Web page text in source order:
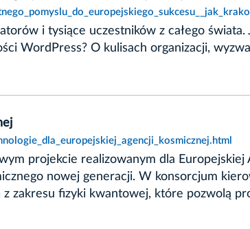
i tysiące uczestników z całego
WordPress? O kulisach organizacji,
projekcie realizowanym dla Europejskiej
nowej generacji. W konsorcjum
zakresu fizyki kwantowej, które pozwolą